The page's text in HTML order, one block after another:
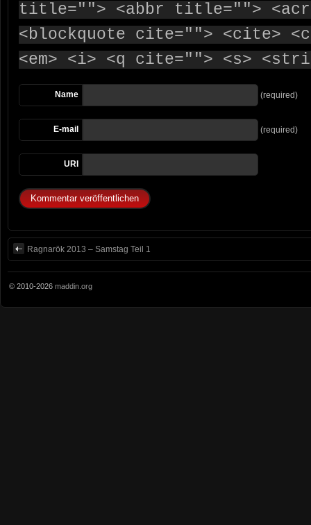
title=""> <abbr title="">
<blockquote cite=""> <cite>
<em> <i> <q cite=""> <s>
Name (required)
E-mail (required)
URI
Ragnarök 2013 – Samstag Teil 1
© 2010-2026 maddin.org